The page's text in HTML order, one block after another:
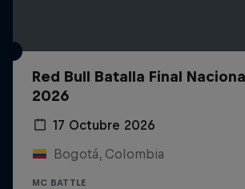
Red Bull Batalla Final
2026
17 Octubre 2026
Bogotá, Colombia
MC BATTLE